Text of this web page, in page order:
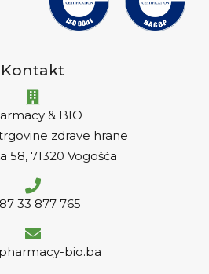
Kontakt
& BIO
zdrave hrane
58, 71320 Vogošća
33 877 765
bio.ba